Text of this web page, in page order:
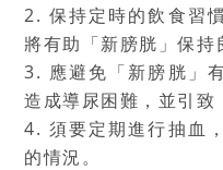
2. 保持定時的飲食習
將有助「新膀胱」保持
3. 應避免「新膀胱」
造成導尿困難，並引致
4. 須要定期進行抽血
的情況。